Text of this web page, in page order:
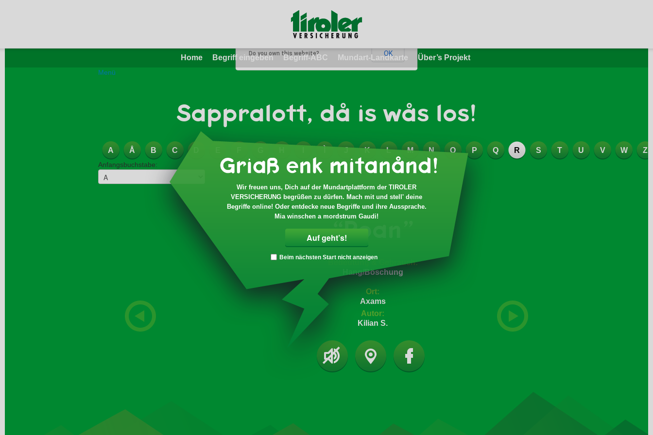
Home Begriff eingeben Begriff-ABC Mundart-Landkarte Über’s Projekt
Wir freuen uns, Dich auf der Mundartplattform der TIROLER
VERSICHERUNG begrüßen zu dürfen. Mach mit und stell' deine
Begriffe online! Oder entdecke neue Begriffe und ihre Aussprache.
Mia winschen a mordstrum Gaudi!
Beim nächsten Start nicht anzeigen
Menü
Sappralott, då is wås los!
A Å B C J K L M N O P Q R S T U V W Z
Anfangsbuchstabe:
“Roan”
Bedeutung & Gebrauch:
Hang/Böschung
Ort:
Axams
Autor:
Kilian S.
This page can't load Google Maps correctly.
Do you own this website? OK